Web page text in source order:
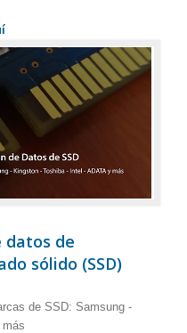
datos de
sólido (SSD)
de SSD: Samsung -